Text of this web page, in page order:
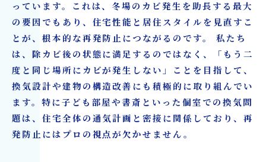
っています。これは、冬場のカビ発生を助長する最大
の要因でもあり、住宅性能と居住スタイルを見直すこ
とが、根本的な再発防止につながるのです。 私たち
は、除カビ後の状態に満足するのではなく、「もう二
度と同じ場所にカビが発生しない」ことを目指して、
換気設計や建物の構造改善にも積極的に取り組んでい
ます。特に子ども部屋や書斎といった個室での換気問
題は、住宅全体の通気計画と密接に関係しており、再
発防止にはプロの視点が欠かせません。